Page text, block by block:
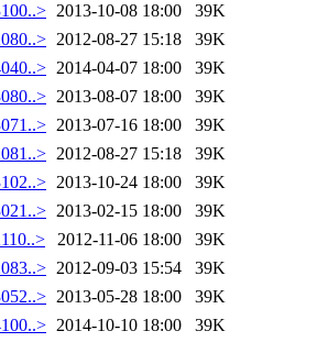
2013-10-08 18:00
39K
2012-08-27 15:18
39K
2014-04-07 18:00
39K
2013-08-07 18:00
39K
2013-07-16 18:00
39K
2012-08-27 15:18
39K
2013-10-24 18:00
39K
2013-02-15 18:00
39K
2012-11-06 18:00
39K
2012-09-03 15:54
39K
2013-05-28 18:00
39K
2014-10-10 18:00
39K